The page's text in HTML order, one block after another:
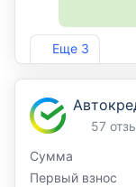
Еще 3
Лиц. №1810
57
Сумма
Первый взнос